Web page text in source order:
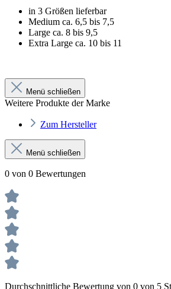
in 3 Größen lieferbar
Medium ca. 6,5 bis 7,5
Large ca. 8 bis 9,5
Extra Large ca. 10 bis 11
Menü schließen
Weitere Produkte der Marke
Zum Hersteller
Menü schließen
0 von 0 Bewertungen
Durchschnittliche Bewertung von 0 von 5